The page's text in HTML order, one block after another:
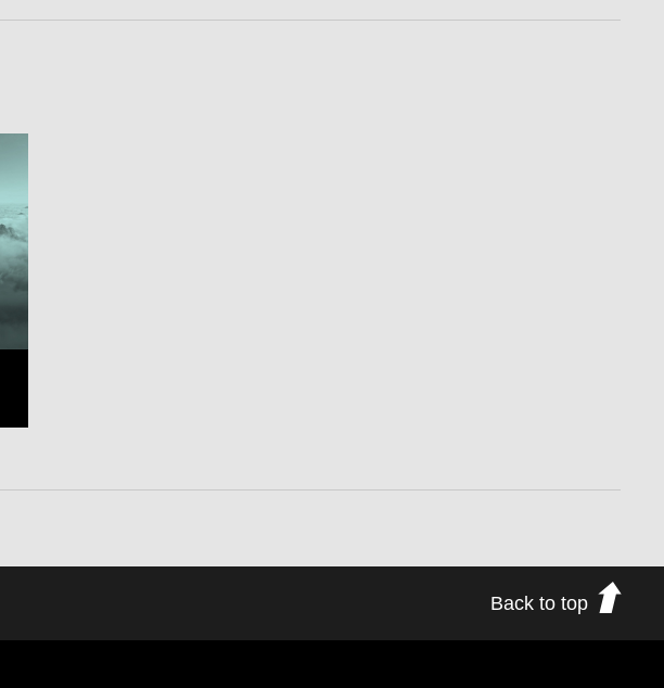
Back to top